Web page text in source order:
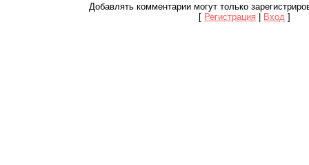
Добавлять комментарии могут только
[ Регистрация | Вход ]